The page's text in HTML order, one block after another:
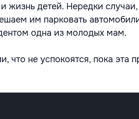
жизнь детей. Нередки случаи,
им парковать
одна из молодых мам.
не успокоятся, пока эта